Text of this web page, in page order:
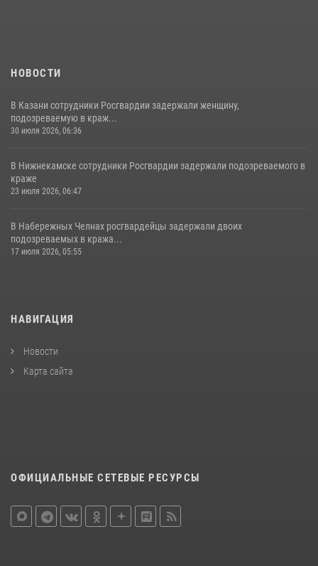
НОВОСТИ
В Казани сотрудники Росгвардии задержали женщину,
подозреваемую в краж...
30 июля 2026, 06:36
В Нижнекамске сотрудники Росгвардии задержали подозреваемого в
краже
23 июля 2026, 06:47
В Набережных Челнах росгвардейцы задержали двоих
подозреваемых в кража...
17 июля 2026, 05:55
НАВИГАЦИЯ
Новости
Карта сайта
ОФИЦИАЛЬНЫЕ СЕТЕВЫЕ РЕСУРСЫ